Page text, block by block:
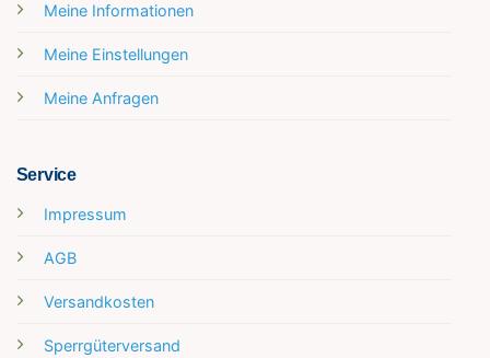
Meine Informationen
Meine Einstellungen
Meine Anfragen
Service
Impressum
AGB
Versandkosten
Sperrgüterversand